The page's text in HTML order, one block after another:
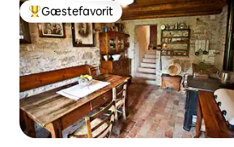
Bedste gæstefavorit
Gæstefavorit